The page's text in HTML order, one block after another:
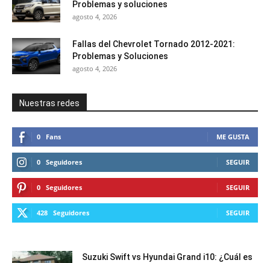
Problemas y soluciones
agosto 4, 2026
Fallas del Chevrolet Tornado 2012-2021:
Problemas y Soluciones
agosto 4, 2026
Nuestras redes
0 Fans ME GUSTA
0 Seguidores SEGUIR
0 Seguidores SEGUIR
428 Seguidores SEGUIR
Suzuki Swift vs Hyundai Grand i10: ¿Cuál es